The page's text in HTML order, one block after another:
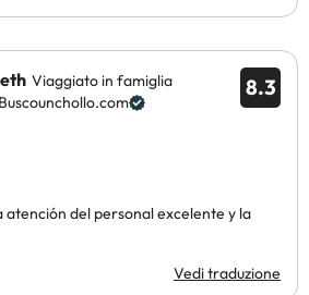
8.3
Viaggiato in famiglia
atención del personal excelente y la
Vedi traduzione